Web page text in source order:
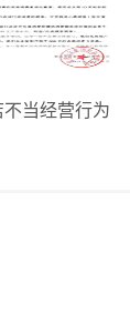
当经营行为